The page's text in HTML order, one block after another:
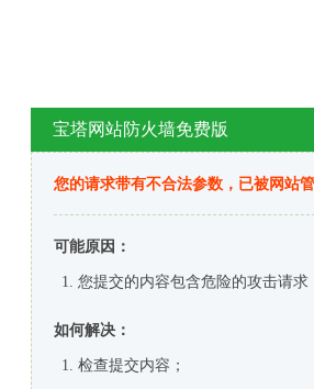
宝塔网站防火墙免费版
您的请求带有不合法参数，已被网站
可能原因：
您提交的内容包含危险的攻击请求
如何解决：
检查提交内容；